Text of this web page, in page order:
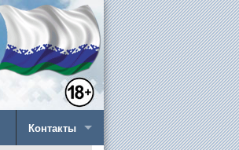
Контакты